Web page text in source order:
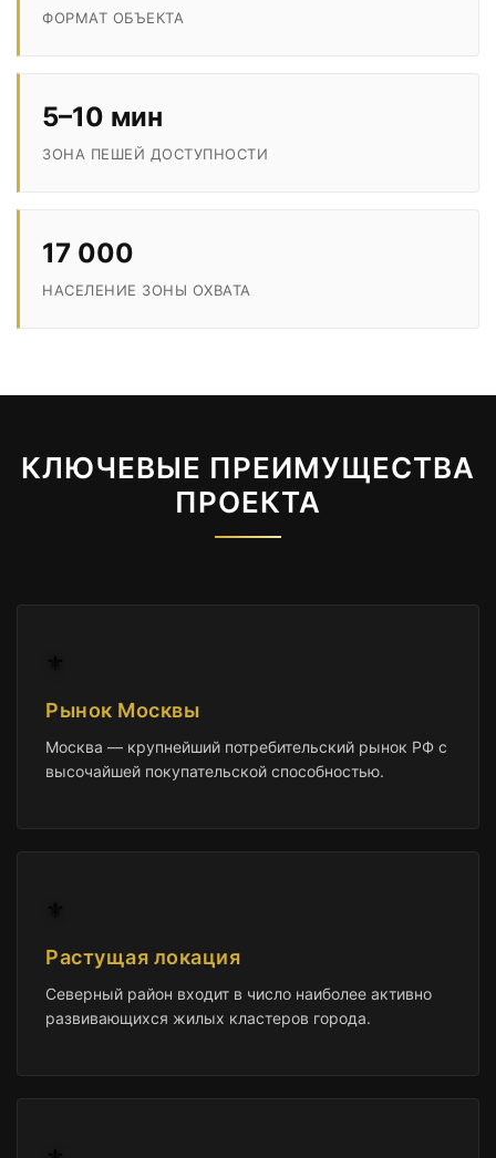
ФОРМАТ ОБЪЕКТА
5–10 мин
ЗОНА ПЕШЕЙ ДОСТУПНОСТИ
17 000
НАСЕЛЕНИЕ ЗОНЫ ОХВАТА
КЛЮЧЕВЫЕ ПРЕИМУЩЕСТВА
ПРОЕКТА
⚜️
Рынок Москвы
Москва — крупнейший потребительский рынок РФ с
высочайшей покупательской способностью.
⚜️
Растущая локация
Северный район входит в число наиболее активно
развивающихся жилых кластеров города.